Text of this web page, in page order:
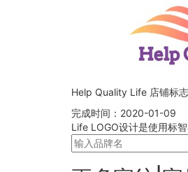
Help Quality Life 店铺标
完成时间：2020-01-09
Life LOGO设计是使用标